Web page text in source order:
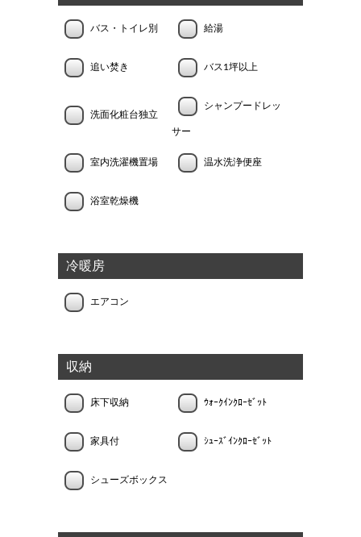
バス・トイレ別 給湯
追い焚き バス1坪以上
洗面化粧台独立
シャンプードレッ
サー
室内洗濯機置場 温水洗浄便座
浴室乾燥機
冷暖房
エアコン
収納
床下収納 ｳｫｰｸｲﾝｸﾛｰｾﾞｯﾄ
家具付 ｼｭｰｽﾞｲﾝｸﾛｰｾﾞｯﾄ
シューズボックス